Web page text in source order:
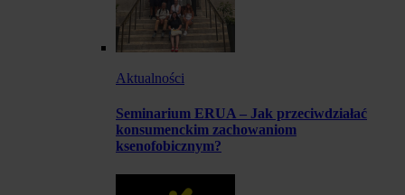
Aktualności
Seminarium ERUA – Jak przeciwdziałać
konsumenckim zachowaniom
ksenofobicznym?